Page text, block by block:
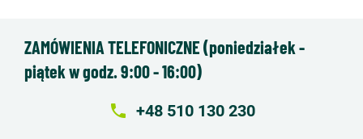
ZAMÓWIENIA TELEFONICZNE (poniedziałek -
piątek w godz. 9:00 - 16:00)
local_phone +48 510 130 230